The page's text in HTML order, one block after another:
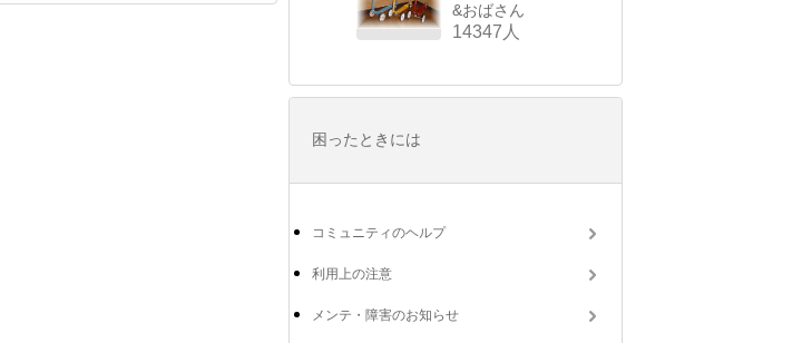
&おばさん
14347人
困ったときには
コミュニティのヘルプ
利用上の注意
メンテ・障害のお知らせ